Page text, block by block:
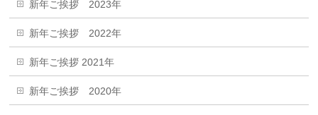
新年ご挨拶 2023年
新年ご挨拶 2022年
新年ご挨拶 2021年
新年ご挨拶 2020年